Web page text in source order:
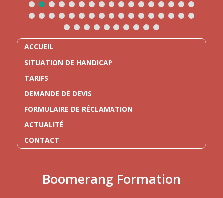
ACCUEIL
SITUATION DE HANDICAP
TARIFS
DEMANDE DE DEVIS
FORMULAIRE DE RÉCLAMATION
ACTUALITÉ
CONTACT
Boomerang Formation